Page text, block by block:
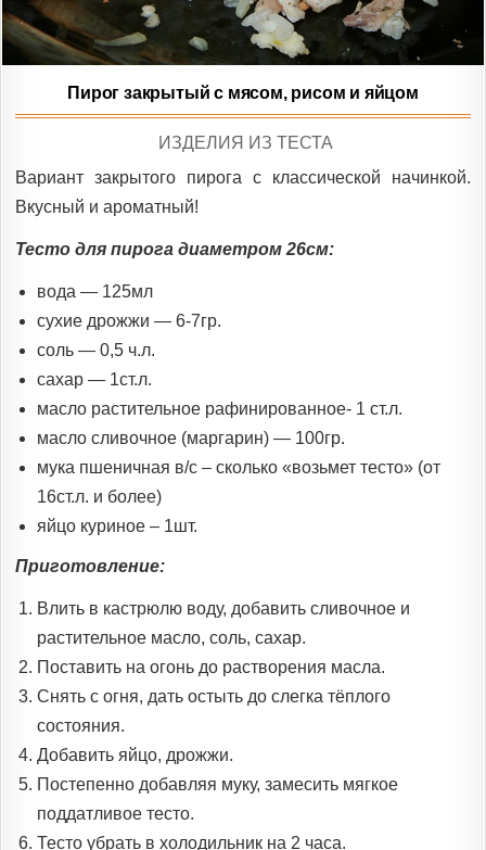
Пирог закрытый с мясом, рисом и яйцом
POSTED
ИЗДЕЛИЯ ИЗ ТЕСТА
Вариант закрытого пирога с классической начинкой.
Вкусный и ароматный!
Тесто для пирога диаметром 26см:
вода — 125мл
сухие дрожжи — 6-7гр.
соль — 0,5 ч.л.
сахар — 1ст.л.
масло растительное рафинированное- 1 ст.л.
масло сливочное (маргарин) — 100гр.
мука пшеничная в/с – сколько «возьмет тесто» (от
16ст.л. и более)
яйцо куриное – 1шт.
Приготовление:
Влить в кастрюлю воду, добавить сливочное и
растительное масло, соль, сахар.
Поставить на огонь до растворения масла.
Снять с огня, дать остыть до слегка тёплого
состояния.
Добавить яйцо, дрожжи.
Постепенно добавляя муку, замесить мягкое
поддатливое тесто.
Тесто убрать в холодильник на 2 часа.